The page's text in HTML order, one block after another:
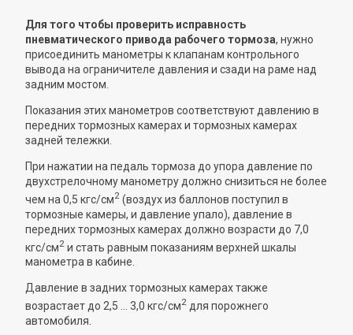
Для того чтобы проверить исправность
пневматического привода рабочего тормоза, нужно
присоединить манометры к клапанам контрольного
вывода на ограничителе давления и сзади на раме над
задним мостом.
Показания этих манометров соответствуют давлению в
передних тормозных камерах и тормозных камерах
задней тележки.
При нажатии на педаль тормоза до упора давление по
двухстрелочному манометру должно снизиться не более
чем на 0,5 кгс/см2 (воздух из баллонов поступил в
тормозные камеры, и давление упало), давление в
передних тормозных камерах должно возрасти до 7,0
кгс/см2 и стать равным показаниям верхней шкалы
манометра в кабине.
Давление в задних тормозных камерах также
возрастает до 2,5 ... 3,0 кгс/см2 для порожнего
автомобиля.